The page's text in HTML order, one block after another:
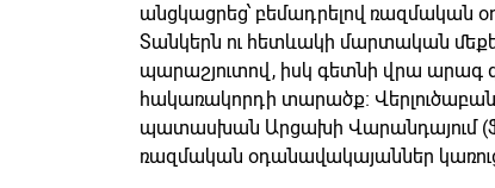
անցկացրեց՝ բեմադրելով ռազմական
Տանկերն ու հետևակի մարտական
պարաշյուտով, իսկ գետնի վրա արագ
հակառակորդի տարածք։
պատասխան Արցախի Վարանդայում
ռազմական օդանավակայաններ